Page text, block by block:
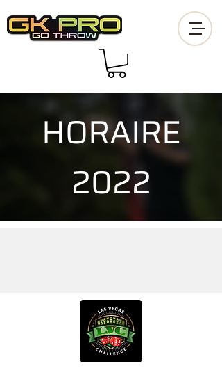
HORAIRE
2022